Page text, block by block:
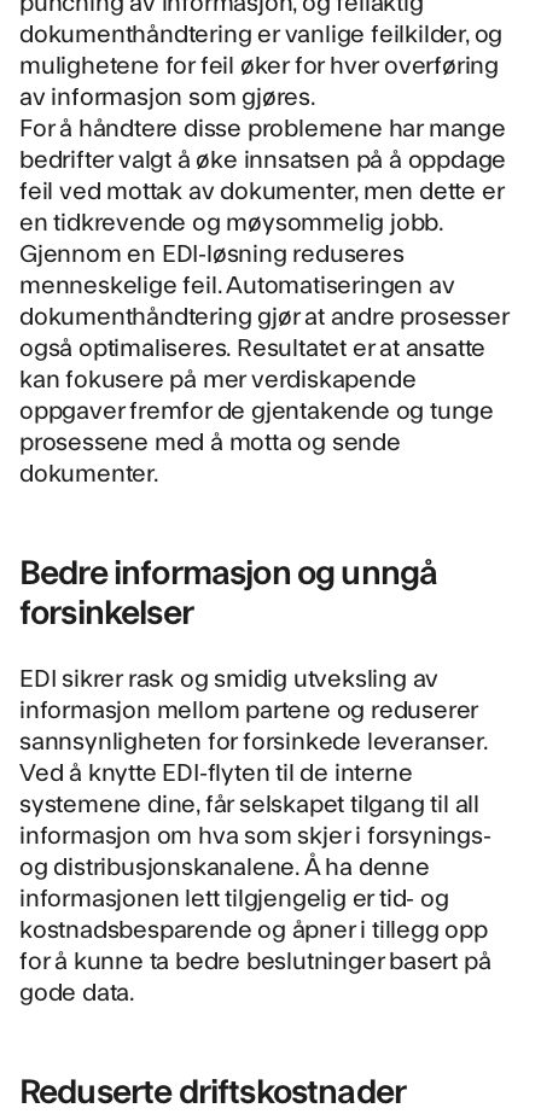
dokumenthåndtering er vanlige feilkilder, og
mulighetene for feil øker for hver overføring
av informasjon som gjøres.
For å håndtere disse problemene har mange
bedrifter valgt å øke innsatsen på å oppdage
feil ved mottak av dokumenter, men dette er
en tidkrevende og møysommelig jobb.
Gjennom en EDI-løsning reduseres
menneskelige feil. Automatiseringen av
dokumenthåndtering gjør at andre prosesser
også optimaliseres. Resultatet er at ansatte
kan fokusere på mer verdiskapende
oppgaver fremfor de gjentakende og tunge
prosessene med å motta og sende
dokumenter.
Bedre informasjon og unngå
forsinkelser
EDI sikrer rask og smidig utveksling av
informasjon mellom partene og reduserer
sannsynligheten for forsinkede leveranser.
Ved å knytte EDI-flyten til de interne
systemene dine, får selskapet tilgang til all
informasjon om hva som skjer i forsynings-
og distribusjonskanalene. Å ha denne
informasjonen lett tilgjengelig er tid- og
kostnadsbesparende og åpner i tillegg opp
for å kunne ta bedre beslutninger basert på
gode data.
Reduserte driftskostnader